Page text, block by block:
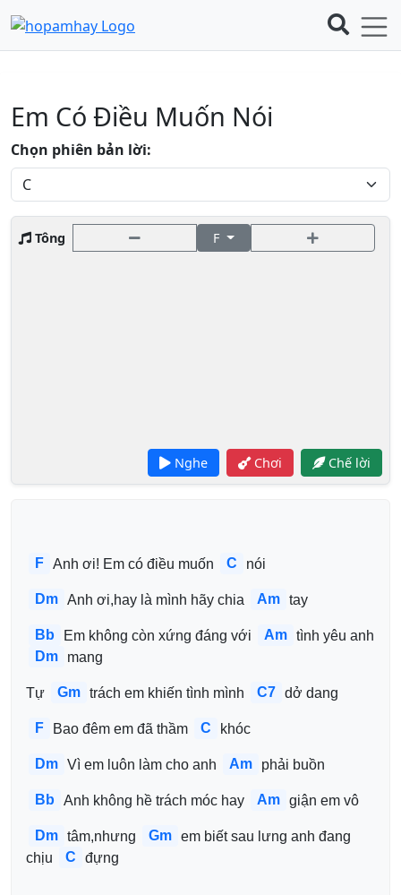
Em Có Điều Muốn Nói
Chọn phiên bản lời:
Tông F
Nghe Chơi Chế lời
F Anh ơi! Em có điều muốn C nói
Dm Anh ơi,hay là mình hãy chia Am tay
Bb Em không còn xứng đáng với Am
Dm
mang
Tự Gm trách em khiến tình mình C7 dở dang
F Bao đêm em đã thầm C khóc
Dm Vì em luôn làm cho anh Am phải buồn
Bb Anh không hề trách móc hay Am giận em vô
Dm tâm,nhưng Gm em biết sau lưng anh đang
chịu
C đựng